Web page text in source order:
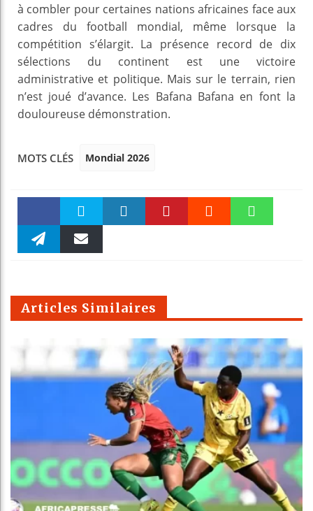
à combler pour certaines nations africaines face aux
cadres du football mondial, même lorsque la
compétition s’élargit. La présence record de dix
sélections du continent est une victoire
administrative et politique. Mais sur le terrain, rien
n’est joué d’avance. Les Bafana Bafana en font la
douloureuse démonstration.
MOTS CLÉS Mondial 2026
Faceboo Twitter
m
Articles Similaires